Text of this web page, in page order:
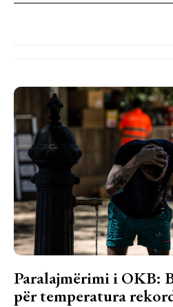
Paralajmërimi i OKB:
për temperatura